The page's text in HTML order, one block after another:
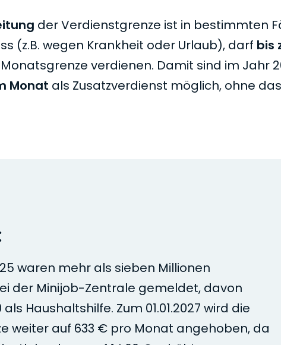
der Verdienstgrenze ist in bestimmten
(z.B. wegen Krankheit oder Urlaub), darf bis
verdienen. Damit sind im Jahr
Monat als Zusatzverdienst möglich, ohne
waren mehr als sieben Millionen
der Minijob-Zentrale gemeldet, davon
Haushaltshilfe. Zum 01.01.2027 wird die
weiter auf 633 € pro Monat angehoben, da